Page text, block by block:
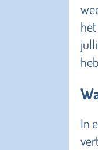
In